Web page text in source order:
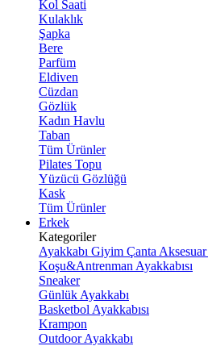
Kol Saati
Kulaklık
Şapka
Bere
Parfüm
Eldiven
Cüzdan
Gözlük
Kadın Havlu
Taban
Tüm Ürünler
Pilates Topu
Yüzücü Gözlüğü
Kask
Tüm Ürünler
Erkek
Kategoriler
Ayakkabı Giyim Çanta Aksesuar
Koşu&Antrenman Ayakkabısı
Sneaker
Günlük Ayakkabı
Basketbol Ayakkabısı
Krampon
Outdoor Ayakkabı